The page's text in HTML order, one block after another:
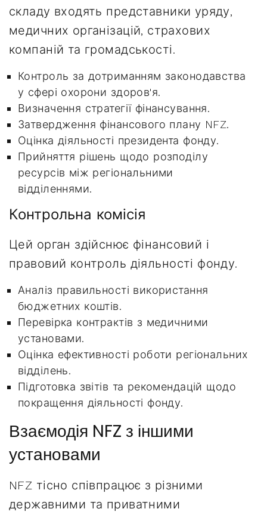
складу входять представники уряду,
медичних організацій, страхових
компаній та громадськості.
Контроль за дотриманням законодавства
у сфері охорони здоров'я.
Визначення стратегії фінансування.
Затвердження фінансового плану NFZ.
Оцінка діяльності президента фонду.
Прийняття рішень щодо розподілу
ресурсів між регіональними
відділеннями.
Контрольна комісія
Цей орган здійснює фінансовий і
правовий контроль діяльності фонду.
Аналіз правильності використання
бюджетних коштів.
Перевірка контрактів з медичними
установами.
Оцінка ефективності роботи регіональних
відділень.
Підготовка звітів та рекомендацій щодо
покращення діяльності фонду.
Взаємодія NFZ з іншими
установами
NFZ тісно співпрацює з різними
державними та приватними